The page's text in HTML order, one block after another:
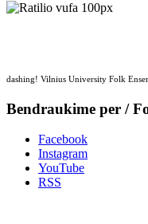
dashing! Vilnius University Folk
Bendraukime per /
Facebook
Instagram
YouTube
RSS